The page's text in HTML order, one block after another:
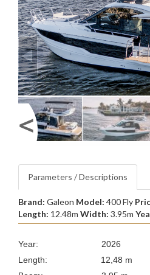
Parameters / Descriptions
Brand: Galeon Model: 400 Fly
Length: 12.48m Width: 3.95m
Year: 2026
Length: 12,48 m